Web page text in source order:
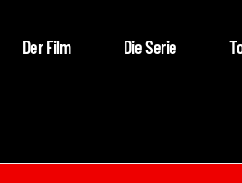
Der Film Die Serie